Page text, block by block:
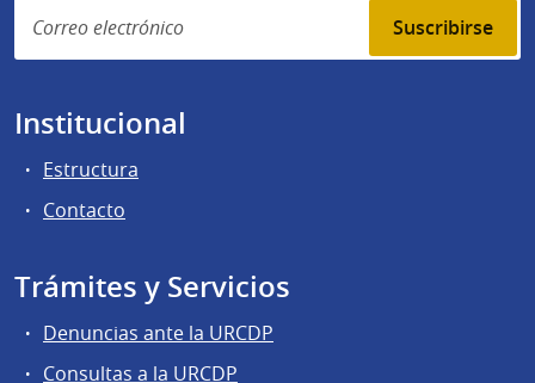
Suscribirse
Institucional
Estructura
Contacto
Trámites y Servicios
Denuncias ante la URCDP
Consultas a la URCDP